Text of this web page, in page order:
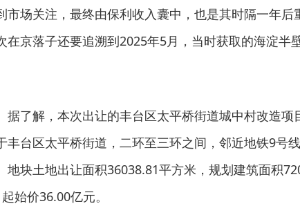
市场关注，最终由保利收入囊中，也是其时隔一年
在京落子还要追溯到2025年5月，当时获取的海淀半
据了解，本次出让的丰台区太平桥街道城中村改造项
丰台区太平桥街道，二环至三环之间，邻近地铁9号
地块土地出让面积36038.81平方米，规划建筑面积
始价36.00亿元。